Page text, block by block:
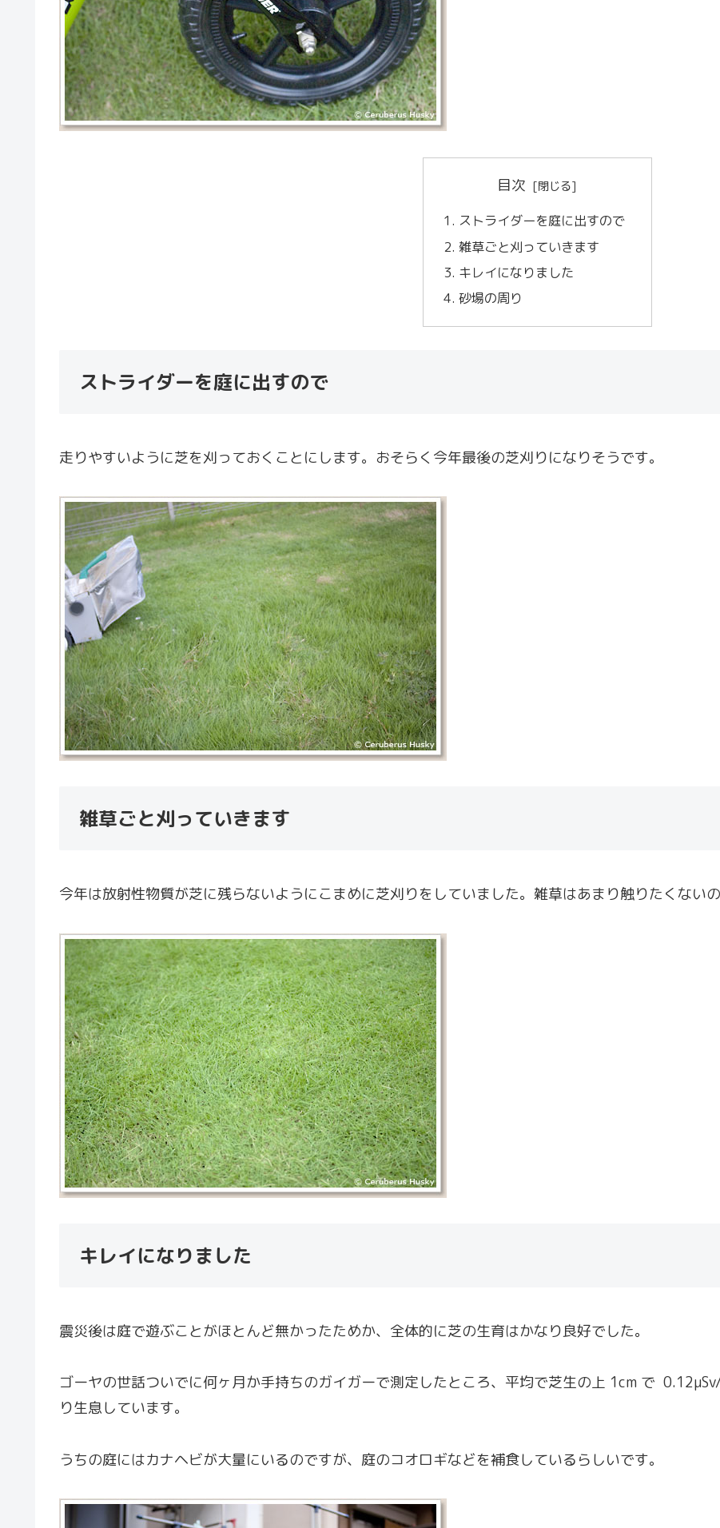
目次
ストライダーを庭に出すので
雑草ごと刈っていきます
キレイになりました
砂場の周り
ストライダーを庭に出すので
走りやすいように芝を刈っておくことにします。おそらく今年最後の芝刈りになりそうです。
雑草ごと刈っていきます
今年は放射性物質が芝に残らないようにこまめに芝刈りをしていました。雑草はあまり触りたくない
キレイになりました
震災後は庭で遊ぶことがほとんど無かったためか、全体的に芝の生育はかなり良好でした。
ゴーヤの世話ついでに何ヶ月か手持ちのガイガーで測定したところ、平均で芝生の上 1cm で
り生息しています。
うちの庭にはカナヘビが大量にいるのですが、庭のコオロギなどを補食しているらしいです。